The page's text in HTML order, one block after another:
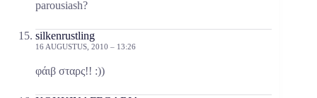
parousiash?
silkenrustling
16 AUGUSTUS, 2010 – 13:26
φάιβ σταρς!! :))